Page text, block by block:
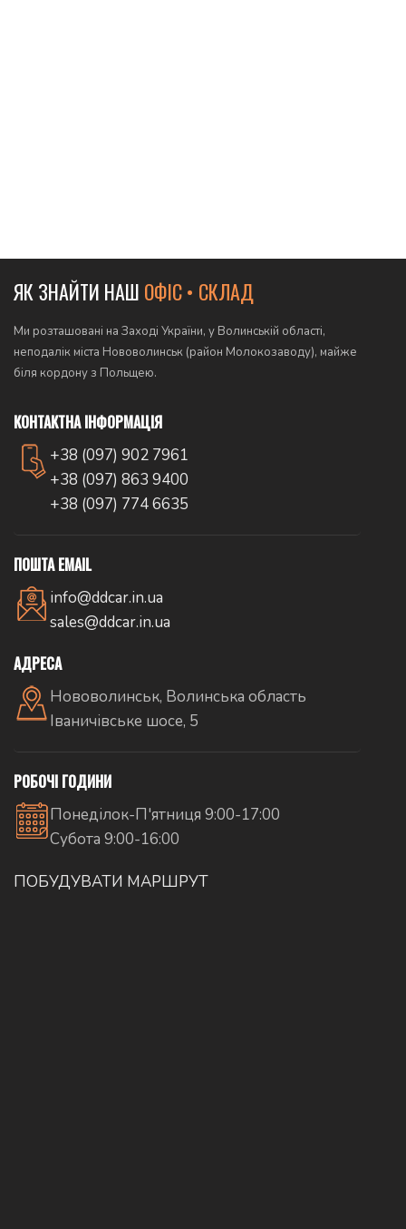
ЯК ЗНАЙТИ НАШ ОФІС • СКЛАД
Ми розташовані на Заході України, у Волинській області,
неподалік міста Нововолинськ (район Молокозаводу), майже
біля кордону з Польщею.
КОНТАКТНА ІНФОРМАЦІЯ
+38 (097) 902 7961
+38 (097) 863 9400
+38 (097) 774 6635
ПОШТА EMAIL
info@ddcar.in.ua
sales@ddcar.in.ua
АДРЕСА
Нововолинськ, Волинська область
Іваничівське шосе, 5
РОБОЧІ ГОДИНИ
Понеділок-П'ятниця 9:00-17:00
Субота 9:00-16:00
ПОБУДУВАТИ МАРШРУТ